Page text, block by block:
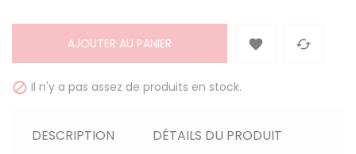
AJOUTER AU PANIER  
 Il n'y a pas assez de produits en stock.
DESCRIPTION DÉTAILS DU PRODUIT